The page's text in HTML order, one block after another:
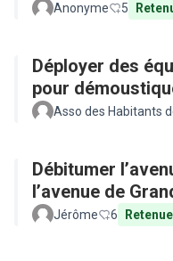
Anonyme 5
Déployer des
pour
Asso des Habitants
Débitumer
l’avenue de
Jérôme 6 Retenue